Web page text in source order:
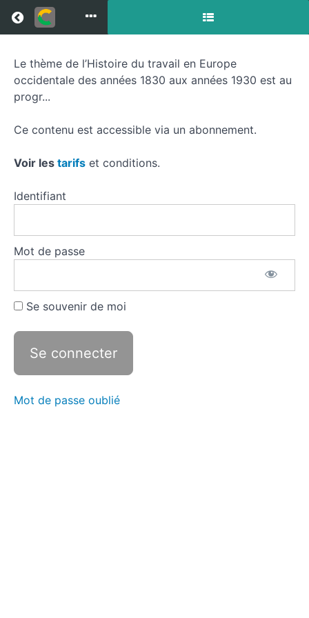
Return to all courses
Histoire
du
travail
en
Europe
Course
Overview
Le thème de l’Histoire du travail en Europe
occidentale des années 1830 aux années 1930 est au
progr...
Ce contenu est accessible via un abonnement.
Voir les tarifs et conditions.
Identifiant
Mot de passe
Se souvenir de moi
Mot de passe oublié